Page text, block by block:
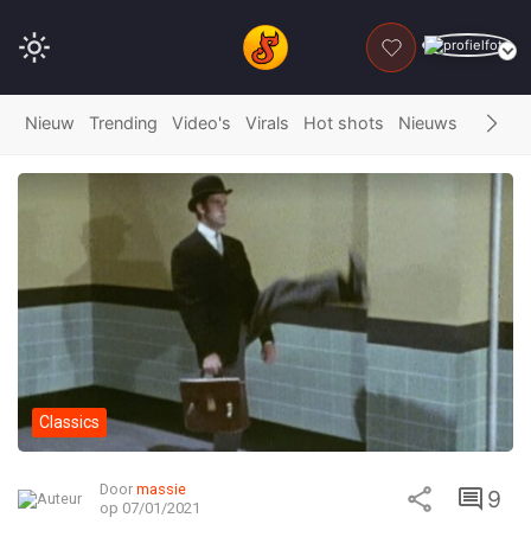
DONEER
Nieuw Trending Video's Virals Hot shots Nieuws Fails
Classics
Door massie
op 07/01/2021
9